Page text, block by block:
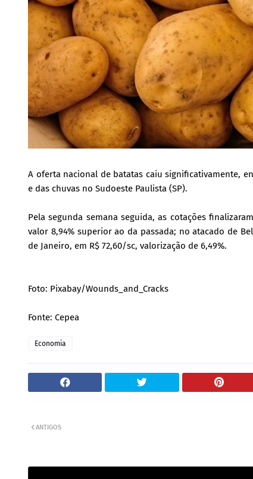
A oferta nacional de batatas caiu significativamente,
e das chuvas no Sudoeste Paulista (SP).
Pela segunda semana seguida, as cotações
valor 8,94% superior ao da passada; no atacado de
de Janeiro, em R$ 72,60/sc, valorização de 6,49%.
Foto: Pixabay/Wounds_and_Cracks
Fonte: Cepea
Economia
ANTIGOS